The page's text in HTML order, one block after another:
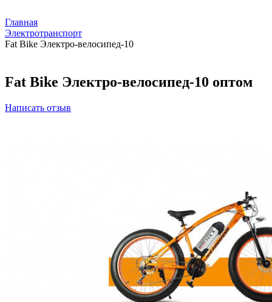
Главная
Электротранспорт
Fat Bike Электро-велосипед-10
Fat Bike Электро-велосипед-10 оптом
Написать отзыв